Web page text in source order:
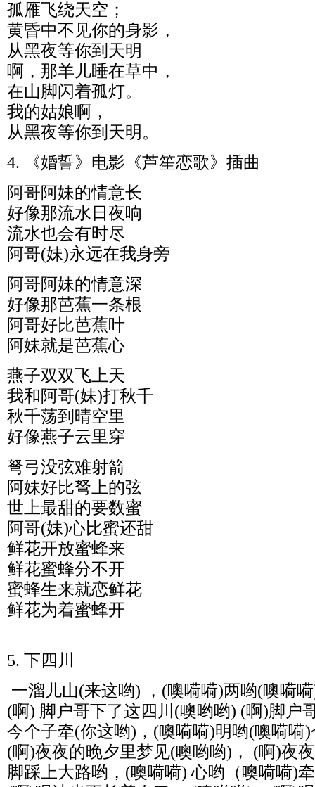
孤雁飞绕天空；
黄昏中不见你的身影，
从黑夜等你到天明
啊，那羊儿睡在草中，
在山脚闪着孤灯。
我的姑娘啊，
从黑夜等你到天明。
4. 《婚誓》电影《芦笙恋歌》插曲
阿哥阿妹的情意长
好像那流水日夜响
流水也会有时尽
阿哥(妹)永远在我身旁
阿哥阿妹的情意深
好像那芭蕉一条根
阿哥好比芭蕉叶
阿妹就是芭蕉心
燕子双双飞上天
我和阿哥(妹)打秋千
秋千荡到晴空里
好像燕子云里穿
弩弓没弦难射箭
阿妹好比弩上的弦
世上最甜的要数蜜
阿哥(妹)心比蜜还甜
鲜花开放蜜蜂来
鲜花蜜蜂分不开
蜜蜂生来就恋鲜花
鲜花为着蜜蜂开
5. 下四川
一溜儿山(来这哟) ，(噢嗬嗬)两哟(噢嗬
(啊) 脚户哥下了这四川(噢哟哟) (啊)脚户
今个子牵(你这哟)，(噢嗬嗬)明哟(噢嗬嗬
(啊)夜夜的晚夕里梦见(噢哟哟)， (啊)夜
脚踩上大路哟，(噢嗬嗬) 心哟（噢嗬嗬)